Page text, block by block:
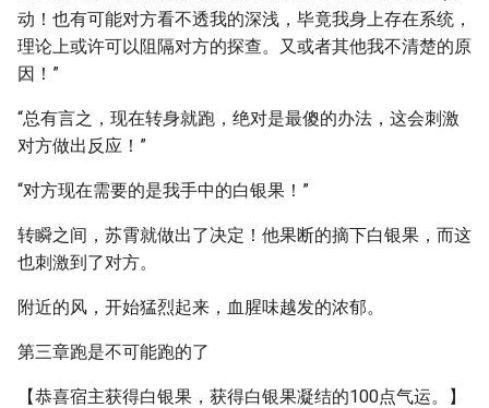
动！也有可能对方看不透我的深浅，毕竟我身上存在系统，
理论上或许可以阻隔对方的探查。又或者其他我不清楚的原
因！”
“总有言之，现在转身就跑，绝对是最傻的办法，这会刺激
对方做出反应！”
“对方现在需要的是我手中的白银果！”
转瞬之间，苏霄就做出了决定！他果断的摘下白银果，而这
也刺激到了对方。
附近的风，开始猛烈起来，血腥味越发的浓郁。
第三章跑是不可能跑的了
【恭喜宿主获得白银果，获得白银果凝结的100点气运。】